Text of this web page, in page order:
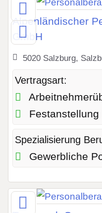
Alpenländischer
GmbH
5020 Salzburg,
Vertragsart:
Festanstellung
Spezialisierung
Gewerbliche